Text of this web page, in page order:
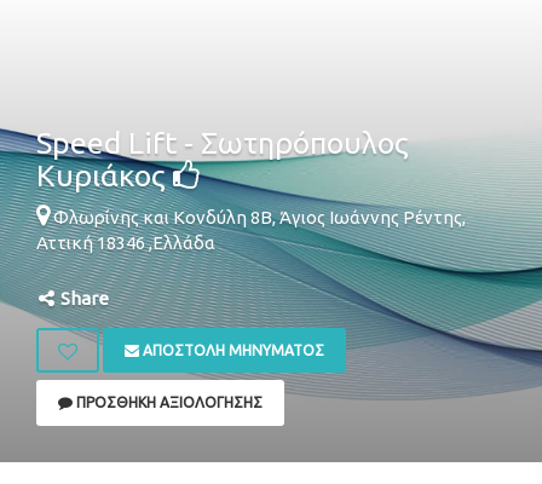
Speed Lift - Σωτηρόπουλος
Κυριάκος
Φλωρίνης και Κονδύλη 8Β,Άγιος Ιωάννης Ρέντης,
Αττική18346,Ελλάδα
Share
ΑΠΟΣΤΟΛΉ ΜΗΝΎΜΑΤΟΣ
ΠΡΟΣΘΉΚΗ ΑΞΙΟΛΌΓΗΣΗΣ